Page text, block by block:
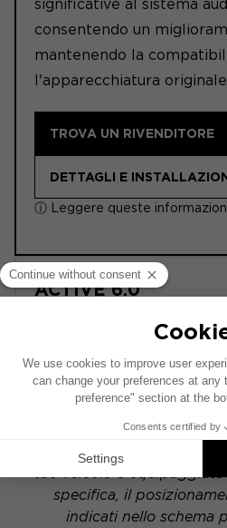
significative al sistema
consentendo un
mantenendo la
l'apparecchiatura
TROVA UN RIVENDITORE
DETTAGLI E
ⓘ Leggere queste
ACTIVE 6.0
POWERED
Questo schema di
veicolo dotato di un
tuo veicolo è
specifica, il
indicati nello schema